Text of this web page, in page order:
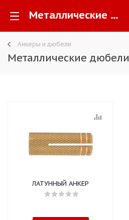
Металлические дюбели -
Анкеры и дюбели
Металлические дюбели
ЛАТУННЫЙ АНКЕР